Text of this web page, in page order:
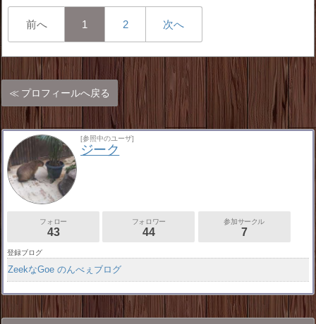
前へ 1 2 次へ
プロフィールへ戻る
[参照中のユーザ]
ジーク
フォロー
43
フォロワー
44
参加サークル
7
登録ブログ
ZeekなGoe のんべぇブログ